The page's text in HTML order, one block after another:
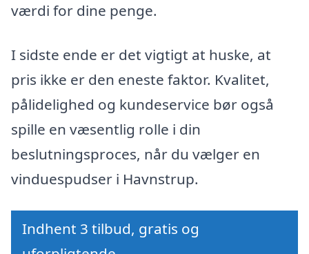
værdi for dine penge.
I sidste ende er det vigtigt at huske, at
pris ikke er den eneste faktor. Kvalitet,
pålidelighed og kundeservice bør også
spille en væsentlig rolle i din
beslutningsproces, når du vælger en
vinduespudser i Havnstrup.
Indhent 3 tilbud, gratis og